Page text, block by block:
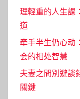
理輕重的人生課
道
牵手半生仍心动
会的相处智慧
夫妻之間別避談
關鍵